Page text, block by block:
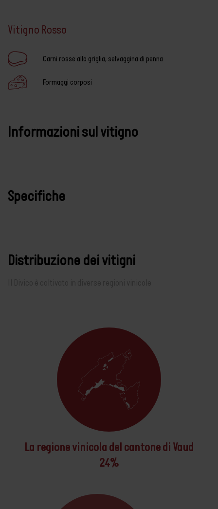
Vitigno Rosso
Carni rosse alla griglia, selvaggina di penna
Formaggi corposi
Informazioni sul vitigno
Specifiche
Distribuzione dei vitigni
La regione vinicola del cantone di Vaud
24%